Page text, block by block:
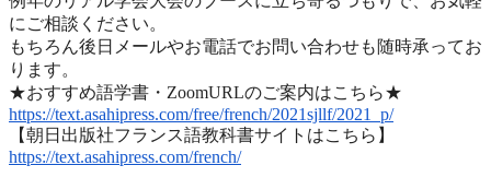
にご相談ください。
もちろん後日メールやお電話でお問い合わせも随時承ってお
ります。
★おすすめ語学書・ZoomURLのご案内はこちら★
https://text.asahipress.com/free/french/2021sjllf/2021_p/
【朝日出版社フランス語教科書サイトはこちら】
https://text.asahipress.com/french/